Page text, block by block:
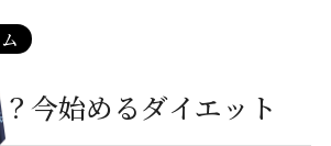
今始めるダイエット